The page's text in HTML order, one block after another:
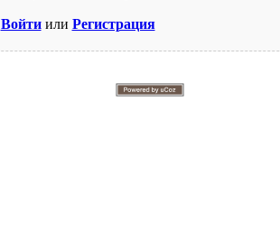
Войтиили Регистрация